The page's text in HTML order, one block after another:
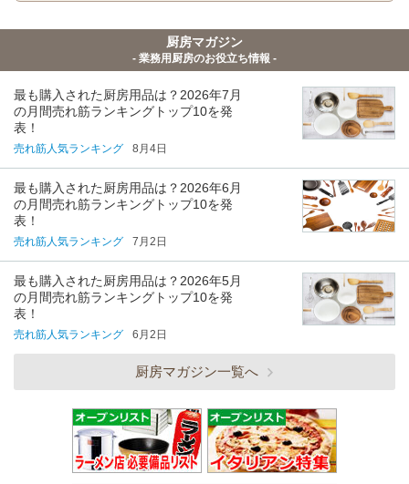
厨房マガジン
- 業務用厨房のお役立ち情報 -
最も購入された厨房用品は？2026年7月
の月間売れ筋ランキングトップ10を発
表！
売れ筋人気ランキング 8月4日
最も購入された厨房用品は？2026年6月
の月間売れ筋ランキングトップ10を発
表！
売れ筋人気ランキング 7月2日
最も購入された厨房用品は？2026年5月
の月間売れ筋ランキングトップ10を発
表！
売れ筋人気ランキング 6月2日
厨房マガジン一覧へ